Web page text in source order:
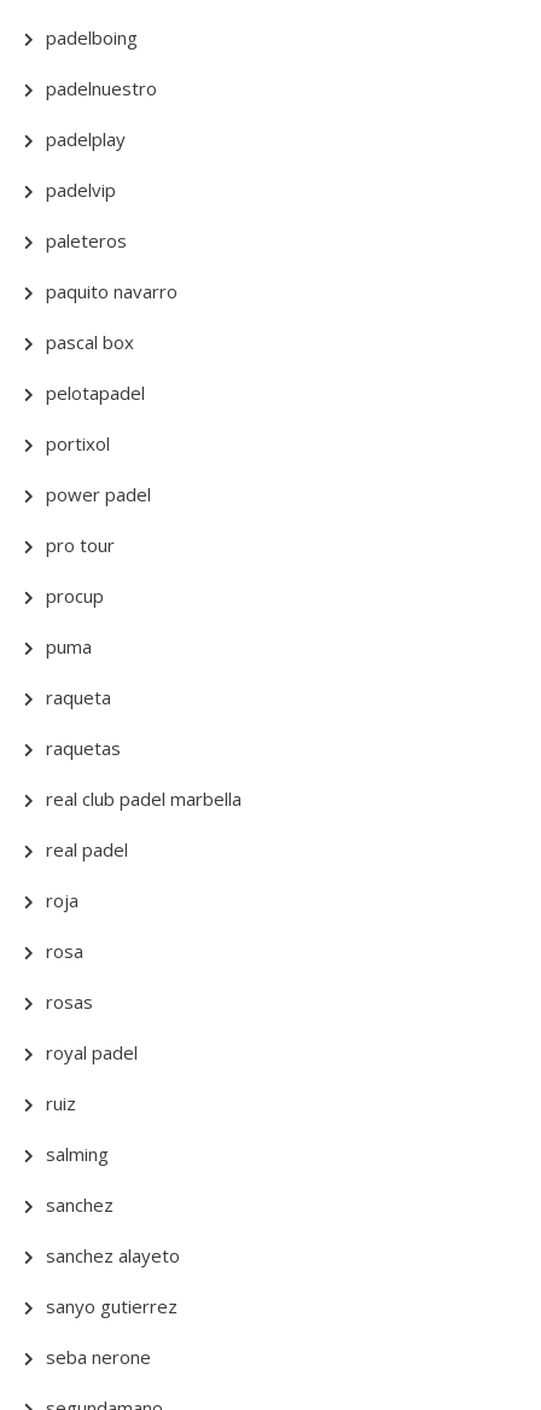
padelboing
padelnuestro
padelplay
padelvip
paleteros
paquito navarro
pascal box
pelotapadel
portixol
power padel
pro tour
procup
puma
raqueta
raquetas
real club padel marbella
real padel
roja
rosa
rosas
royal padel
ruiz
salming
sanchez
sanchez alayeto
sanyo gutierrez
seba nerone